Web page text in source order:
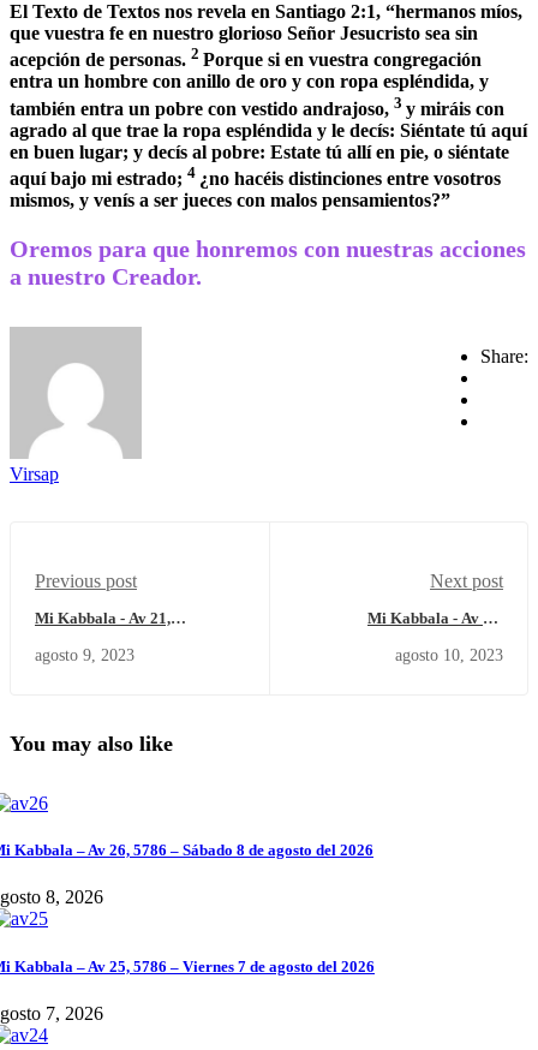
El Texto de Textos nos revela en Santiago 2:1, “hermanos míos,
que vuestra fe en nuestro glorioso Señor Jesucristo sea sin
acepción de personas. 2 Porque si en vuestra congregación
entra un hombre con anillo de oro y con ropa espléndida, y
también entra un pobre con vestido andrajoso, 3 y miráis con
agrado al que trae la ropa espléndida y le decís: Siéntate tú aquí
en buen lugar; y decís al pobre: Estate tú allí en pie, o siéntate
aquí bajo mi estrado; 4 ¿no hacéis distinciones entre vosotros
mismos, y venís a ser jueces con malos pensamientos?”
Oremos para que honremos con nuestras acciones
a nuestro Creador.
Share:
Virsap
Previous post
Mi Kabbala - Av 21,
2023.
agosto 9, 2023
Next post
Mi Kabbala - Av 22,
2023.
agosto 10, 2023
You may also like
Kabbala – Av 26, 5786 – Sábado 8 de agosto del 2026
8, 2026
Kabbala – Av 25, 5786 – Viernes 7 de agosto del 2026
7, 2026